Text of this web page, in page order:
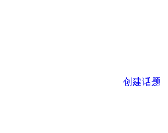
创建话题